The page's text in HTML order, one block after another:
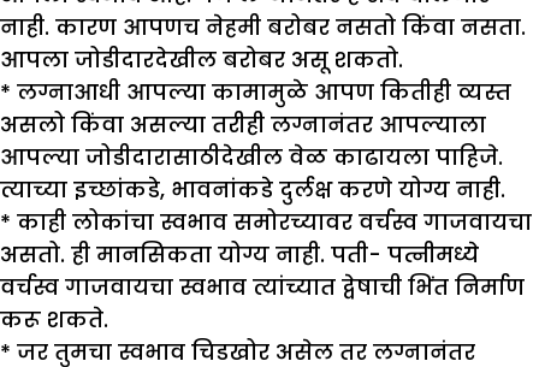
नाही. कारण आपणच नेहमी बरोबर नसतो किंवा नसता.
आपला जोडीदारदेखील बरोबर असू शकतो.
* लग्नाआधी आपल्या कामामुळे आपण कितीही व्यस्त
असलो किंवा असल्या तरीही लग्नानंतर आपल्याला
आपल्या जोडीदारासाठीदेखील वेळ काढायला पाहिजे.
त्याच्या इच्छांकडे, भावनांकडे दुर्लक्ष करणे योग्य नाही.
* काही लोकांचा स्वभाव समोरच्यावर वर्चस्व गाजवायचा
असतो. ही मानसिकता योग्य नाही. पती- पत्नीमध्ये
वर्चस्व गाजवायचा स्वभाव त्यांच्यात द्वेषाची भिंत निर्माण
करू शकते.
* जर तुमचा स्वभाव चिडखोर असेल तर लग्नानंतर